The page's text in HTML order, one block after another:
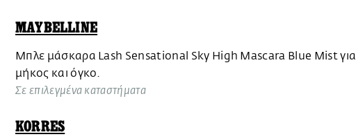
MAYBELLINE
Mπλε μάσκαρα Lash Sensational Sky High Mascara Blue Mist για
μήκος και όγκο.
Σε επιλεγμένα καταστήματα
KORRES